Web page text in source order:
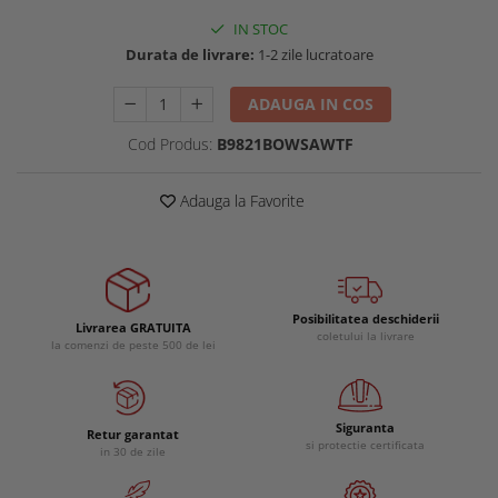
Echipamente specializate
Echipamente muncitori ferma
Echipamente veterinari
Echipamente mulgatori
Casti si antifoane protectie
IN STOC
Durata de livrare: 1-2 zile lucratoare
ADAUGA IN COS
Cod Produs: B9821BOWSAWTF
Adauga la Favorite
Livrarea GRATUITA
la comenzi de peste 500 de lei
Posibilitatea deschiderii
coletului la livrare
Retur garantat
in 30 de zile
Siguranta
si protectie certificata